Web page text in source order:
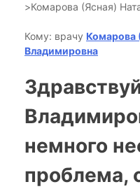
>Комарова (Ясная)
Кому: врачу Комарова
Владимировна
немного
проблема,